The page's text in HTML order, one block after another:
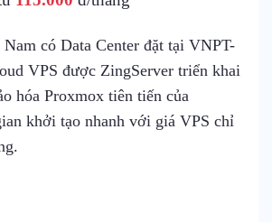
có Data Center đặt tại VNPT-
VPS được ZingServer triển khai
hóa Proxmox tiên tiến của
khởi tạo nhanh với giá VPS chỉ